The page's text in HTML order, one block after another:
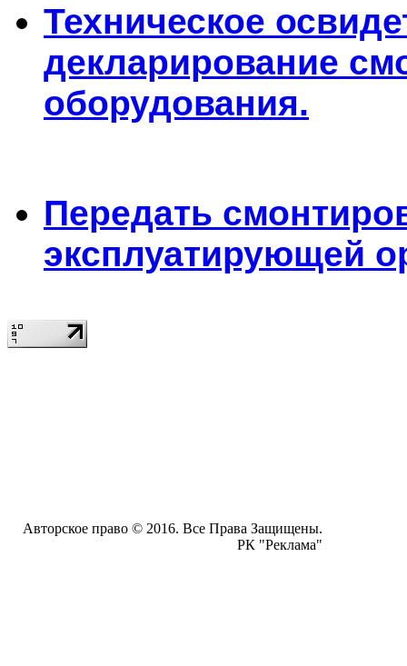
Техническое
декларирование
оборудования.
Передать
эксплуатирующей
Авторское право © 2016. Все Права Защищены.
РК "Реклама"